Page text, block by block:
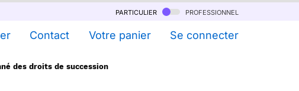
particulier professionnel
Contact Votre panier Se connecter
des droits de succession